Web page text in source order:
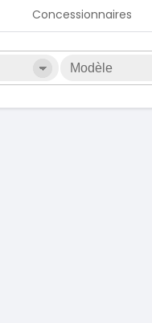
Concessionnaires